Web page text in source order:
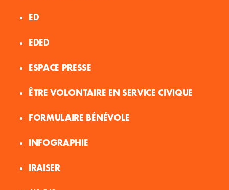
ED
EDED
ESPACE PRESSE
ÊTRE VOLONTAIRE EN SERVICE CIVIQUE
FORMULAIRE BÉNÉVOLE
INFOGRAPHIE
IRAISER